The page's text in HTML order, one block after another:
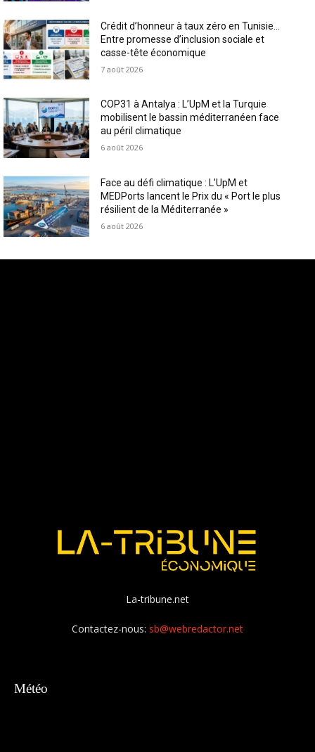
Crédit d’honneur à taux zéro en Tunisie…
Entre promesse d’inclusion sociale et
casse-tête économique
7 août 2026
COP31 à Antalya : L’UpM et la Turquie
mobilisent le bassin méditerranéen face
au péril climatique
6 août 2026
Face au défi climatique : L’UpM et
MEDPorts lancent le Prix du « Port le plus
résilient de la Méditerranée »
6 août 2026
La-tribune.net
Contactez-nous: sb@webredactor.net
Météo